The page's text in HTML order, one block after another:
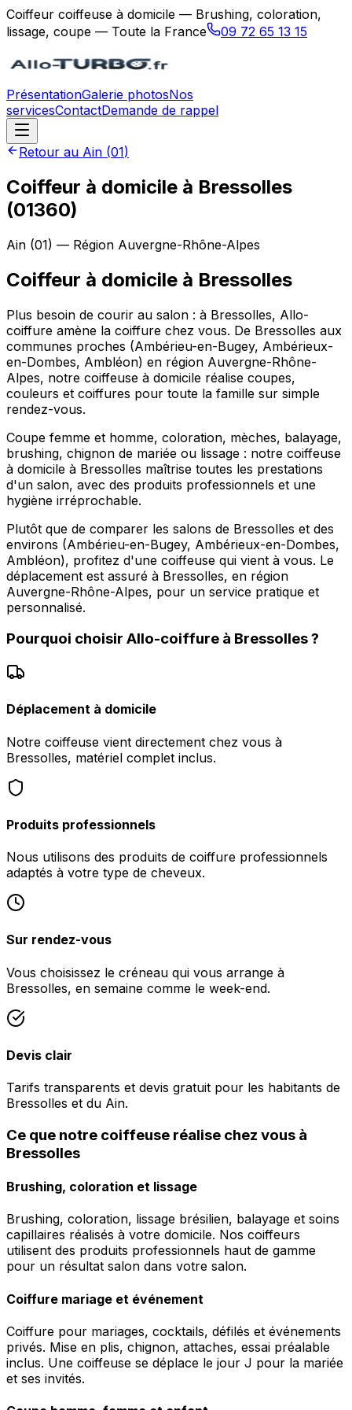
Coiffeur coiffeuse à domicile — Brushing, coloration,
lissage, coupe — Toute la France
09 72 65 13 15
PrésentationGalerie photosNos
servicesContactDemande de rappel
Retour au Ain (01)
Coiffeur à domicile à Bressolles
(01360)
Ain (01) — Région Auvergne-Rhône-Alpes
Coiffeur à domicile à Bressolles
Plus besoin de courir au salon : à Bressolles, Allo-
coiffure amène la coiffure chez vous. De Bressolles aux
communes proches (Ambérieu-en-Bugey, Ambérieux-
en-Dombes, Ambléon) en région Auvergne-Rhône-
Alpes, notre coiffeuse à domicile réalise coupes,
couleurs et coiffures pour toute la famille sur simple
rendez-vous.
Coupe femme et homme, coloration, mèches, balayage,
brushing, chignon de mariée ou lissage : notre coiffeuse
à domicile à Bressolles maîtrise toutes les prestations
d'un salon, avec des produits professionnels et une
hygiène irréprochable.
Plutôt que de comparer les salons de Bressolles et des
environs (Ambérieu-en-Bugey, Ambérieux-en-Dombes,
Ambléon), profitez d'une coiffeuse qui vient à vous. Le
déplacement est assuré à Bressolles, en région
Auvergne-Rhône-Alpes, pour un service pratique et
personnalisé.
Pourquoi choisir Allo-coiffure à Bressolles?
Déplacement à domicile
Notre coiffeuse vient directement chez vous à
Bressolles, matériel complet inclus.
Produits professionnels
Nous utilisons des produits de coiffure professionnels
adaptés à votre type de cheveux.
Sur rendez-vous
Vous choisissez le créneau qui vous arrange à
Bressolles, en semaine comme le week-end.
Devis clair
Tarifs transparents et devis gratuit pour les habitants de
Bressolles et du Ain.
Ce que notre coiffeuse réalise chez vous à
Bressolles
Brushing, coloration et lissage
Brushing, coloration, lissage brésilien, balayage et soins
capillaires réalisés à votre domicile. Nos coiffeurs
utilisent des produits professionnels haut de gamme
pour un résultat salon dans votre salon.
Coiffure mariage et événement
Coiffure pour mariages, cocktails, défilés et événements
privés. Mise en plis, chignon, attaches, essai préalable
inclus. Une coiffeuse se déplace le jour J pour la mariée
et ses invités.